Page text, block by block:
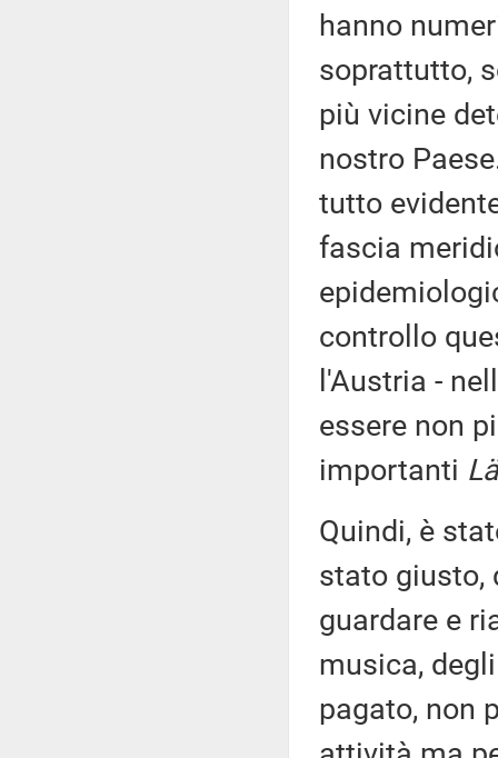
hanno
soprattutto,
più vicine
nostro
tutto
fascia
controllo
l'Austria -
essere non
importanti
Quindi, è
stato giusto,
guardare e
musica,
pagato, non